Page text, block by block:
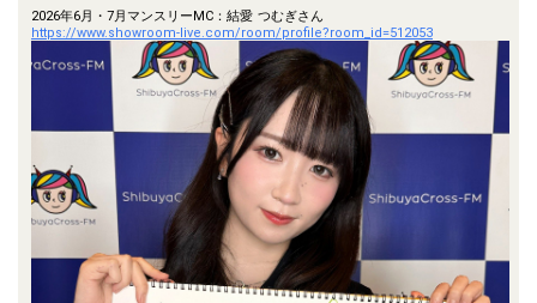
2026年6月・7月マンスリーMC：結愛 つむぎさん
https://www.showroom-live.com/room/profile?room_id=512053